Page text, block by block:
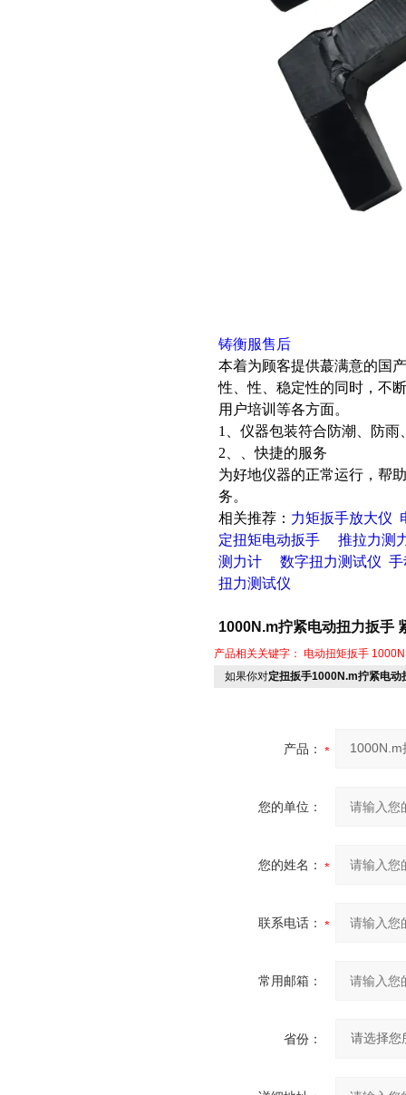
铸衡服售后
本着为顾客提供蕞满意的国
性、性、稳定性的同时，不
用户培训等各方面。
1、仪器包装符合防潮、防
2、、快捷的服务
为好地仪器的正常运行，帮
务。
相关推荐： 力矩扳手放大仪
定扭矩电动扳手
推拉力测
测力计
数字扭力测试仪 手
扭力测试仪
1000N.m拧紧电动扭力扳手
产品相关关键字： 电动扭矩扳手
如果你对定扭扳手1000N.m拧紧电动
产品：
您的单位：
您的姓名：
联系电话：
常用邮箱：
省份：